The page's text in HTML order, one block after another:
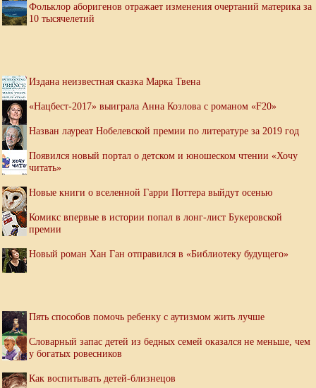
Фольклор аборигенов отражает изменения очертаний материка за
10 тысячелетий
Издана неизвестная сказка Марка Твена
«Нацбест-2017» выиграла Анна Козлова с романом «F20»
Назван лауреат Нобелевской премии по литературе за 2019 год
Появился новый портал о детском и юношеском чтении «Хочу
читать»
Новые книги о вселенной Гарри Поттера выйдут осенью
Комикс впервые в истории попал в лонг-лист Букеровской
премии
Новый роман Хан Ган отправился в «Библиотеку будущего»
Пять способов помочь ребенку с аутизмом жить лучше
Словарный запас детей из бедных семей оказался не меньше, чем
у богатых ровесников
Как воспитывать детей-близнецов